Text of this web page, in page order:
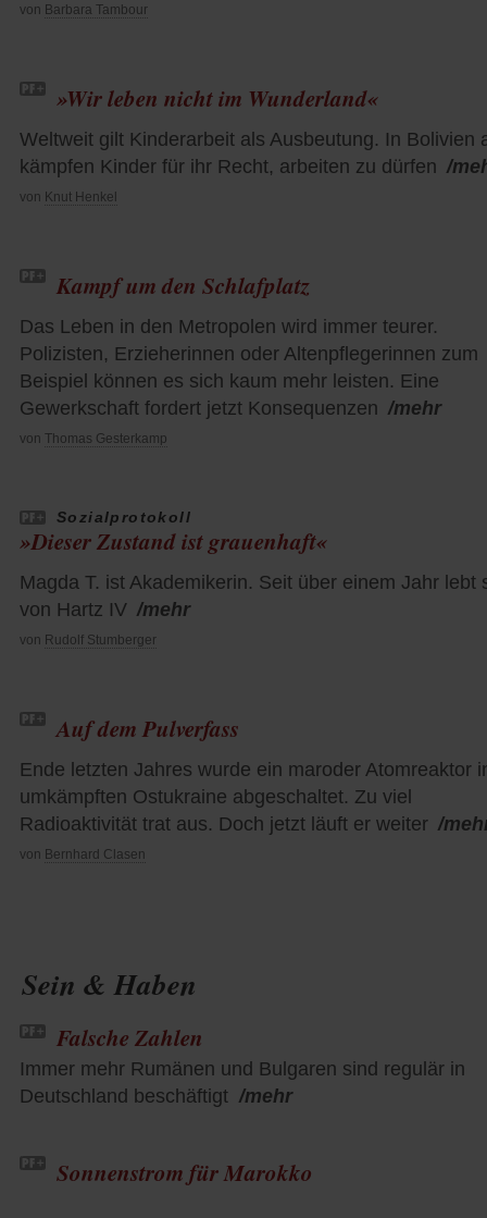
von Barbara Tambour
»Wir leben nicht im Wunderland«
Weltweit gilt Kinderarbeit als Ausbeutung. In Bolivien
kämpfen Kinder für ihr Recht, arbeiten zu dürfen /
von Knut Henkel
Kampf um den Schlafplatz
Das Leben in den Metropolen wird immer teurer.
Polizisten, Erzieherinnen oder Altenpflegerinnen zum
Beispiel können es sich kaum mehr leisten. Eine
Gewerkschaft fordert jetzt Konsequenzen /mehr
von Thomas Gesterkamp
Sozialprotokoll
»Dieser Zustand ist grauenhaft«
Magda T. ist Akademikerin. Seit über einem Jahr lebt
von Hartz IV /mehr
von Rudolf Stumberger
Auf dem Pulverfass
Ende letzten Jahres wurde ein maroder Atomreaktor
umkämpften Ostukraine abgeschaltet. Zu viel
Radioaktivität trat aus. Doch jetzt läuft er weiter /
von Bernhard Clasen
Sein & Haben
Falsche Zahlen
Immer mehr Rumänen und Bulgaren sind regulär in
Deutschland beschäftigt /mehr
Sonnenstrom für Marokko